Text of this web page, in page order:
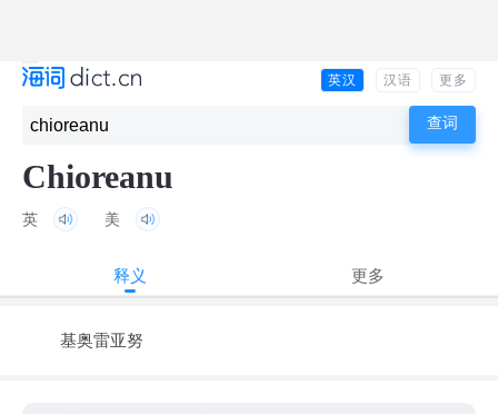
英汉 汉语 更多
Chioreanu
英 美
释义 更多
基奥雷亚努